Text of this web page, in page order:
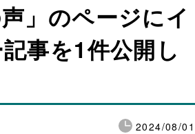
声」のページにイ
事を1件公開し
2024/08/01